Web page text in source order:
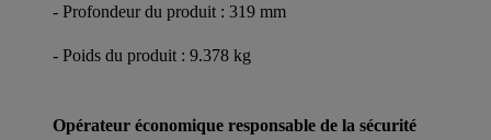
- Profondeur du produit : 319 mm
- Poids du produit : 9.378 kg
Opérateur économique responsable de la sécurité